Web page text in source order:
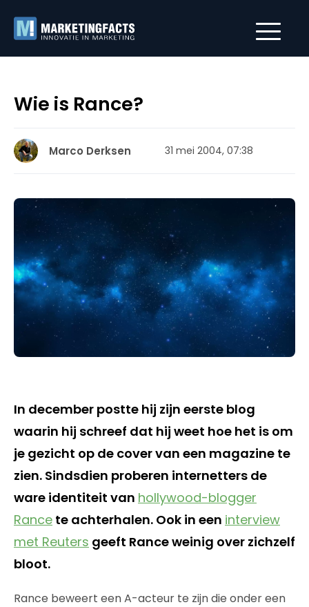
Wie is Rance?
Marco Derksen 31 mei 2004, 07:38
In december postte hij zijn eerste blog
waarin hij schreef dat hij weet hoe het is om
je gezicht op de cover van een magazine te
zien. Sindsdien proberen internetters de
ware identiteit van hollywood-blogger
Rance te achterhalen. Ook in een interview
met Reuters geeft Rance weinig over zichzelf
bloot.
Rance beweert een A-acteur te zijn die onder een